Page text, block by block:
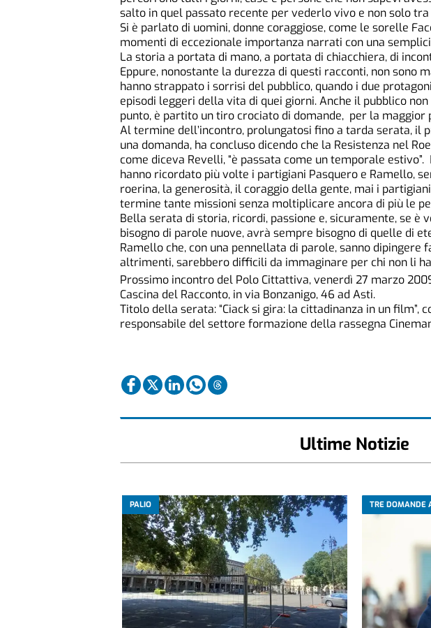
salto in quel passato recente per vederlo vivo e non solo
Si è parlato di uomini, donne coraggiose, come le sorelle
momenti di eccezionale importanza narrati con una
La storia a portata di mano, a portata di chiacchiera, di
Eppure, nonostante la durezza di questi racconti, non sono
hanno strappato i sorrisi del pubblico, quando i due
episodi leggeri della vita di quei giorni. Anche il pubblico
punto, è partito un tiro crociato di domande, per la maggior
Al termine dell’incontro, prolungatosi fino a tarda serata, il
una domanda, ha concluso dicendo che la Resistenza nel
come diceva Revelli, “è passata come un temporale
hanno ricordato più volte i partigiani Pasquero e Ramello,
roerina, la generosità, il coraggio della gente, mai i
termine tante missioni senza moltiplicare ancora di più le
Bella serata di storia, ricordi, passione e, sicuramente, se è
bisogno di parole nuove, avrà sempre bisogno di quelle di
Ramello che, con una pennellata di parole, sanno dipingere
altrimenti, sarebbero difficili da immaginare per chi non li
Prossimo incontro del Polo Cittattiva, venerdì 27 marzo
Cascina del Racconto, in via Bonzanigo, 46 ad Asti.
Titolo della serata: “Ciack si gira: la cittadinanza in un film”,
responsabile del settore formazione della rassegna
Ultime Notizie
PALIO TRE DOMANDE